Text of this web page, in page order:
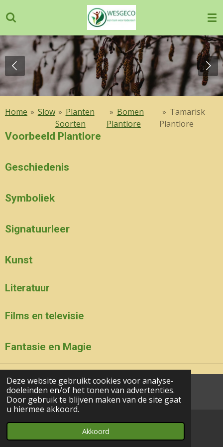
Deze website gebruikt cookies voor analyse-
doeleinden en/of het tonen van advertenties.
Door gebruik te blijven maken van de site gaat
u hiermee akkoord.
Akkoord
direct
naar
de
hoofdinhoud
Home » Slow » Planten
Soorten
» Bomen
Plantlore
» Tamarisk
Plantlore
Voorbeeld Plantlore
Geschiedenis
Symboliek
Signatuurleer
Kunst
Literatuur
Films en televisie
Fantasie en Magie
aa© 2017 - 2024 wesgeco
E-mailadres